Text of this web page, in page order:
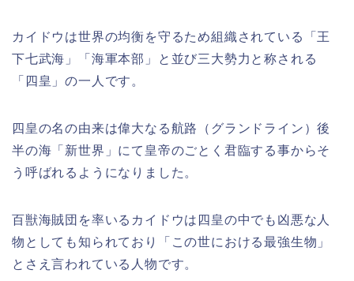
カイドウは世界の均衡を守るため組織されている「王
下七武海」「海軍本部」と並び三大勢力と称される
「四皇」の一人です。
四皇の名の由来は偉大なる航路（グランドライン）後
半の海「新世界」にて皇帝のごとく君臨する事からそ
う呼ばれるようになりました。
百獣海賊団を率いるカイドウは四皇の中でも凶悪な人
物としても知られており「この世における最強生物」
とさえ言われている人物です。